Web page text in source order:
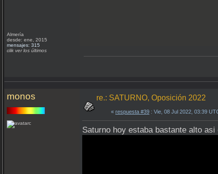
Almería
desde: ene, 2015
mensajes: 315
clik ver los últimos
monos re.: SATURNO, Oposición 2022
« respuesta #39 : Vie, 08 Jul 2022, 03:39
Saturno hoy estaba bastante alto